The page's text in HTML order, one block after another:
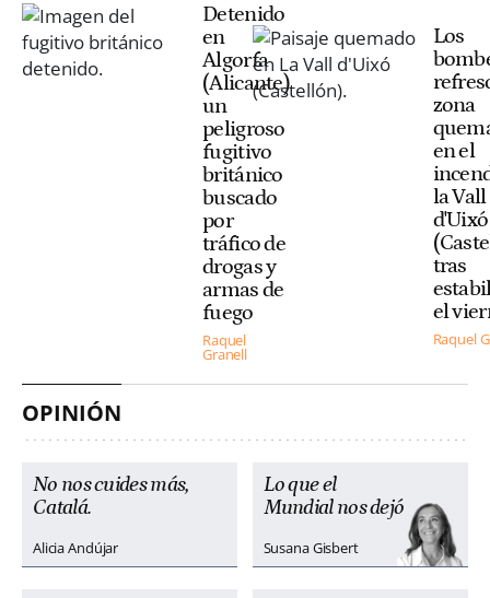
Detenido
en
Algorfa
(Alicante)
un
peligroso
fugitivo
británico
buscado
por
tráfico de
drogas y
armas de
fuego
Raquel
Granell
Los
zona
en el
la Vall
d'Uixó
tras
el
Raquel
OPINIÓN
No nos cuides más,
Catalá.
Alicia Andújar
Lo que el
Mundial nos dejó
Susana Gisbert